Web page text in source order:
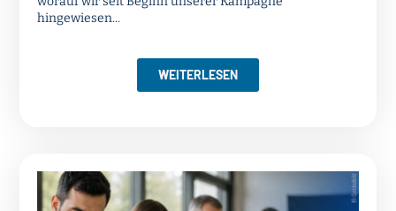
hingewiesen...
WEITERLESEN